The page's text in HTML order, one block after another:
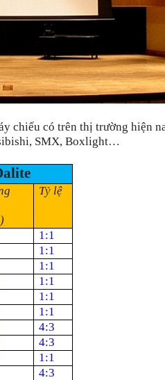
chiếu có trên thị trường hiện
SMX, Boxlight…
Tỷ lệ
1:1
1:1
1:1
1:1
1:1
1:1
4:3
4:3
1:1
4:3